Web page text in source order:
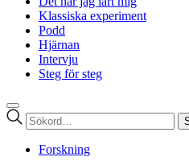
Klassiska experiment
Podd
Hjärnan
Intervju
Steg för steg
Sök
efter:
Forskning